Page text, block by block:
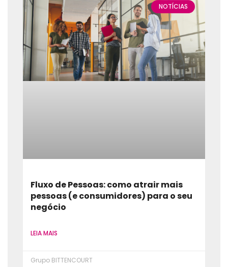
NOTÍCIAS
Fluxo de Pessoas: como atrair mais
pessoas (e consumidores) para o seu
negócio
LEIA MAIS
Grupo BITTENCOURT